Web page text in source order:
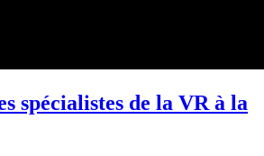
spécialistes de la VR à la